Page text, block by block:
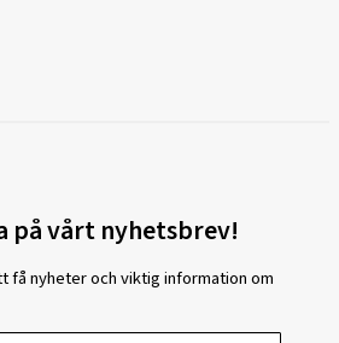
på vårt nyhetsbrev!
få nyheter och viktig information om